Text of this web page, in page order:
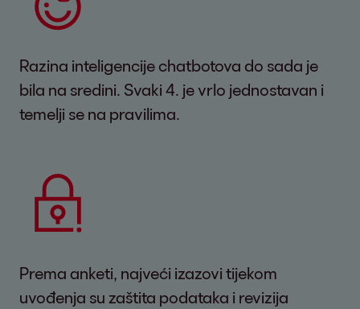
Razina inteligencije chatbotova do sada je
bila na sredini. Svaki 4. je vrlo jednostavan i
temelji se na pravilima.
Prema anketi, najveći izazovi tijekom
uvođenja su zaštita podataka i revizija